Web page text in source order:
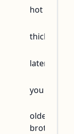
hot (air)
thick
later, after
you
older
brother